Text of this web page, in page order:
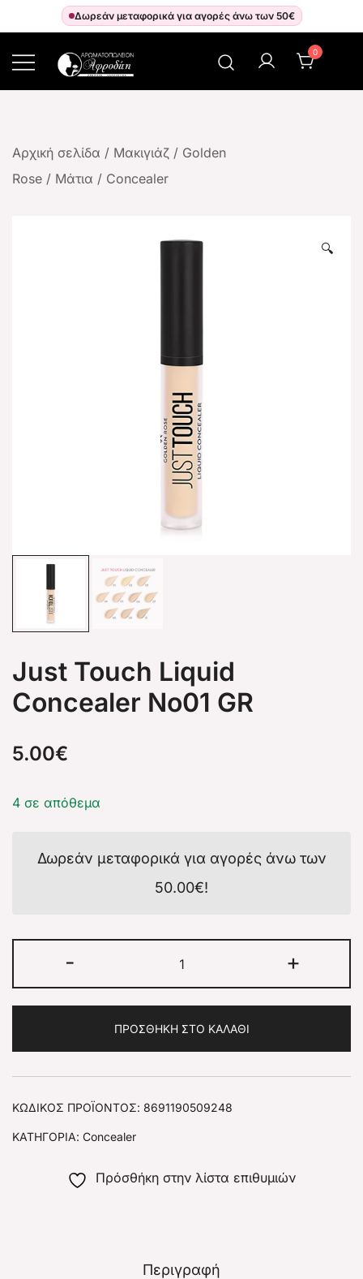
Δωρεάν μεταφορικά για αγορές άνω των 50€
0
Αρχική σελίδα / Μακιγιάζ / Golden
Rose / Μάτια / Concealer
🔍
Just Touch Liquid
Concealer No01 GR
5.00€
4 σε απόθεμα
Δωρεάν μεταφορικά για αγορές άνω των
50.00€!
- +
ΠΡΟΣΘΉΚΗ ΣΤΟ ΚΑΛΆΘΙ
ΚΩΔΙΚΌΣ ΠΡΟΪΌΝΤΟΣ: 8691190509248
ΚΑΤΗΓΟΡΊΑ: Concealer
Πρόσθήκη στην λίστα επιθυμιών
Περιγραφή